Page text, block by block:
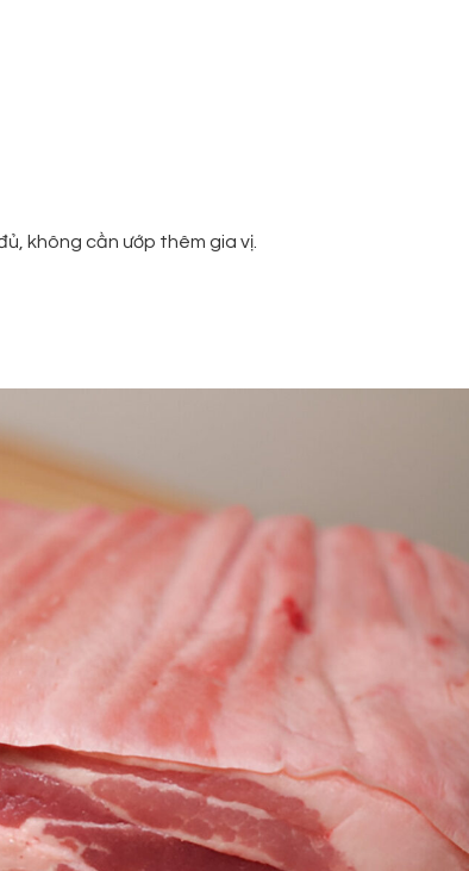
không cần ướp thêm gia vị.